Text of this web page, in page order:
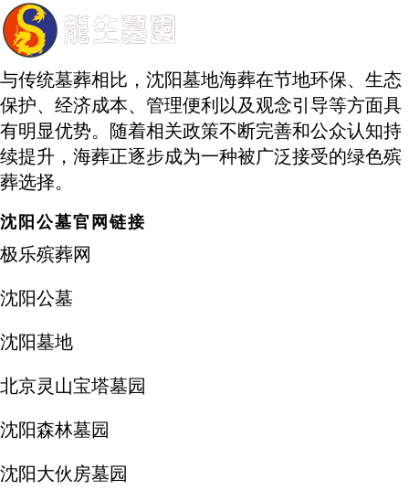
与传统墓葬相比，沈阳墓地海葬在节地环保、生态
保护、经济成本、管理便利以及观念引导等方面具
有明显优势。随着相关政策不断完善和公众认知持
续提升，海葬正逐步成为一种被广泛接受的绿色殡
葬选择。
沈阳公墓官网链接
极乐殡葬网
沈阳公墓
沈阳墓地
北京灵山宝塔墓园
沈阳森林墓园
沈阳大伙房墓园